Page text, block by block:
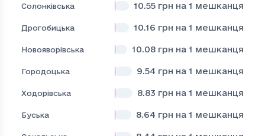
Солонківська 10.55 грн на 1 мешканця
Дрогобицька 10.16 грн на 1 мешканця
Новояворівська 10.08 грн на 1 мешканця
Городоцька 9.54 грн на 1 мешканця
Ходорівська 8.83 грн на 1 мешканця
Буська 8.64 грн на 1 мешканця